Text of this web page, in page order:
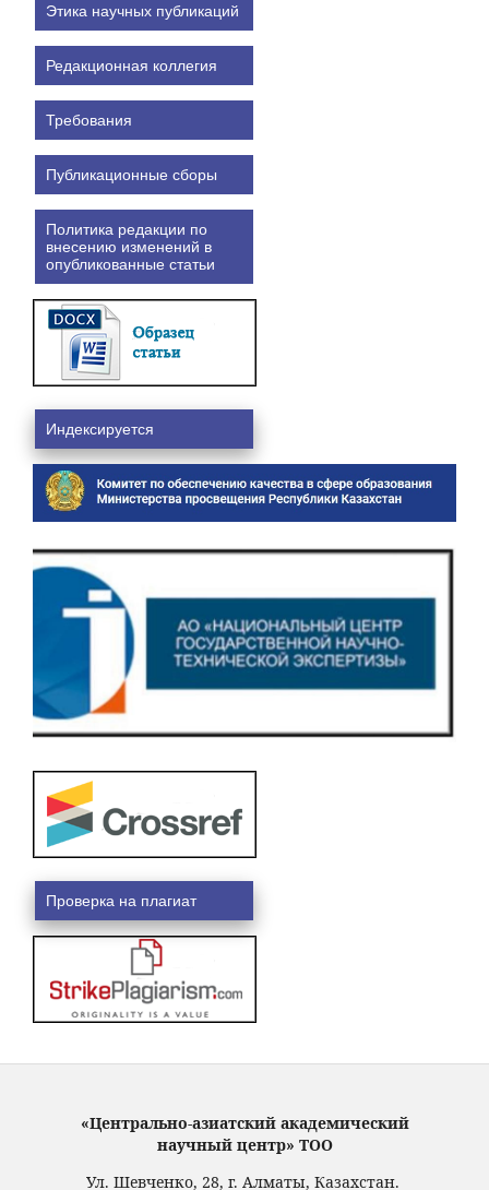
Этика научных публикаций
Редакционная коллегия
Требования
Публикационные сборы
Политика редакции по
внесению изменений в
опубликованные статьи
Индексируется
Проверка на плагиат
«Центрально-азиатский академический
научный центр» ТОО
Ул. Шевченко, 28, г. Алматы, Казахстан.